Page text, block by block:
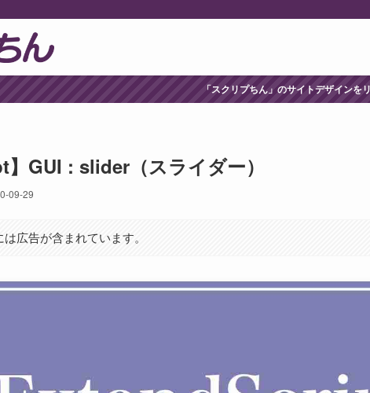
「スクリプちん」のサイトデザイン
】GUI : slider（スライダー）
09-29
広告が含まれています。